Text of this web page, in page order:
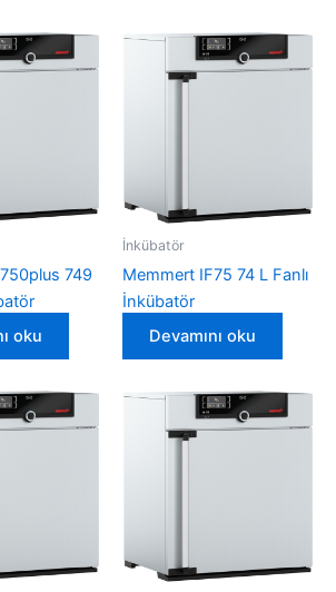
749
oku
İnkübatör
Memmert IF75 74 L Fanlı
İnkübatör
Devamını oku